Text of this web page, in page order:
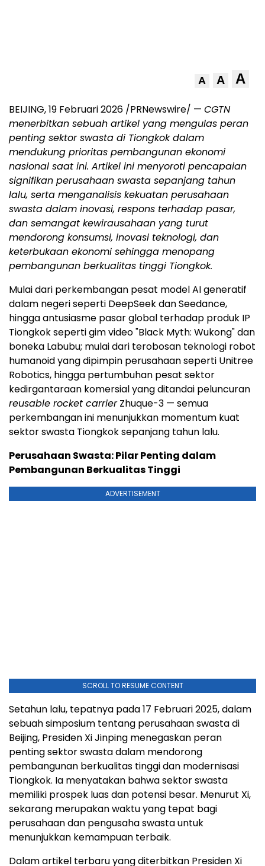
A A A
BEIJING,19 Februari 2026 /PRNewswire/ — CGTN
menerbitkan sebuah artikel yang mengulas peran
penting sektor swasta di Tiongkok dalam
mendukung prioritas pembangunan ekonomi
nasional saat ini. Artikel ini menyoroti pencapaian
signifikan perusahaan swasta sepanjang tahun
lalu, serta menganalisis kekuatan perusahaan
swasta dalam inovasi, respons terhadap pasar,
dan semangat kewirausahaan yang turut
mendorong konsumsi, inovasi teknologi, dan
keterbukaan ekonomi sehingga menopang
pembangunan berkualitas tinggi Tiongkok.
Mulai dari perkembangan pesat model AI generatif
dalam negeri seperti DeepSeek dan Seedance,
hingga antusiasme pasar global terhadap produk IP
Tiongkok seperti gim video "Black Myth: Wukong" dan
boneka Labubu; mulai dari terobosan teknologi robot
humanoid yang dipimpin perusahaan seperti Unitree
Robotics, hingga pertumbuhan pesat sektor
kedirgantaraan komersial yang ditandai peluncuran
reusable rocket carrierZhuque-3 — semua
perkembangan ini menunjukkan momentum kuat
sektor swasta Tiongkok sepanjang tahun lalu.
Perusahaan Swasta: Pilar Penting dalam
Pembangunan Berkualitas Tinggi
ADVERTISEMENT
SCROLL TO RESUME CONTENT
Setahun lalu, tepatnya pada 17 Februari 2025, dalam
sebuah simposium tentang perusahaan swasta di
Beijing, Presiden Xi Jinping menegaskan peran
penting sektor swasta dalam mendorong
pembangunan berkualitas tinggi dan modernisasi
Tiongkok. Ia menyatakan bahwa sektor swasta
memiliki prospek luas dan potensi besar. Menurut Xi,
sekarang merupakan waktu yang tepat bagi
perusahaan dan pengusaha swasta untuk
menunjukkan kemampuan terbaik.
Dalam artikel terbaru yang diterbitkan Presiden Xi